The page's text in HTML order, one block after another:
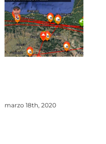
marzo 18th, 2020